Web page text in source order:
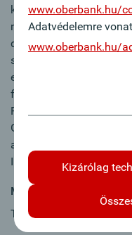
können Sie unsere
mitgestalten. Die
den Tarifvertrag
sondern auch
einzigartige
flexible
Ferienwohnungen für
Gesundheitsangebote
anders, weil…? Dann
Ihre Bewerbung.
Munkaidő:
Teljes munkaidő
www.oberbank.hu/
Adatvédelemre
www.oberbank.hu/
Kizárólag